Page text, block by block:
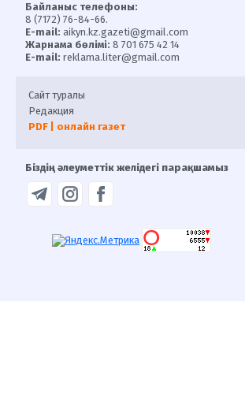
Байланыс телефоны:
8 (7172) 76-84-66.
E-mail: aikyn.kz.gazeti@gmail.com
Жарнама бөлімі: 8 701 675 42 14
E-mail: reklama.liter@gmail.com
Сайт туралы
Редакция
PDF | онлайн газет
Біздің әлеуметтік желідегі парақшамыз